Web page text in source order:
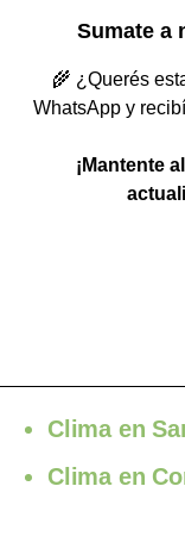
Sumate a
🌾 ¿Querés
WhatsApp y
¡Mantente
Clima en
Clima en